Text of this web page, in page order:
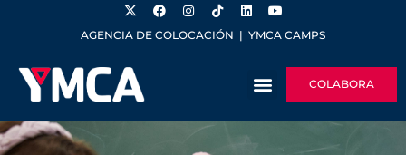
AGENCIA DE COLOCACIÓN | YMCA CAMPS
COLABORA